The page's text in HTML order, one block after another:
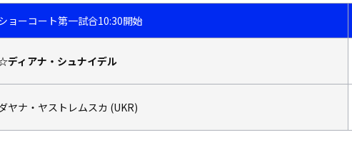
ョーコート第一試合10:30開始
ディアナ・シュナイデル
ヤナ・ヤストレムスカ (UKR)